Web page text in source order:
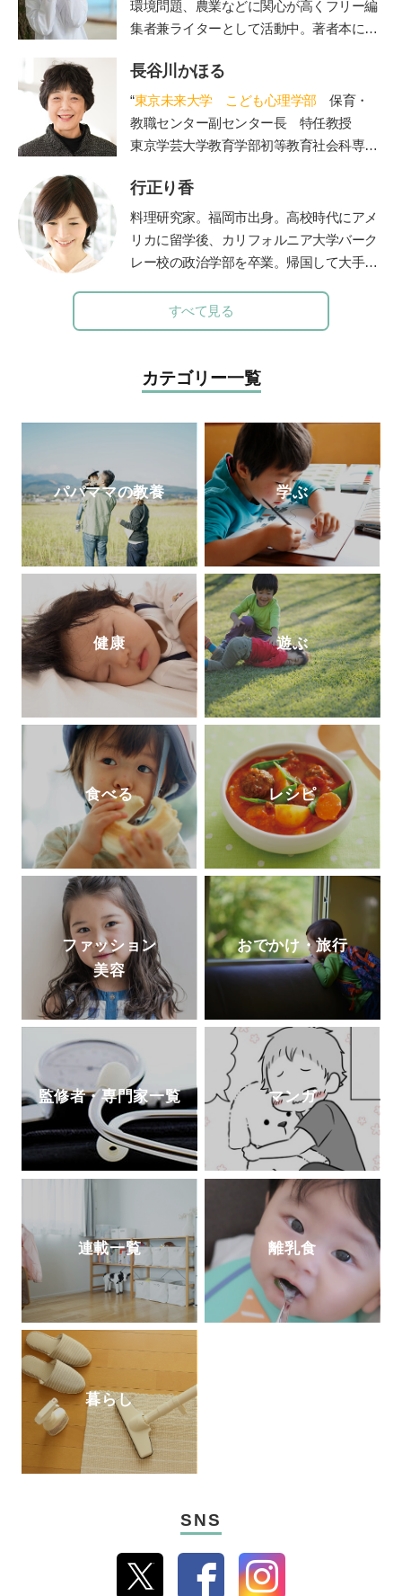
環境問題、農業などに関心が高くフリー編
集者兼ライターとして活動中。著者本に日
り」（グラフィック社）がある。NHKやラ
ジオ番組J-Waveロハスモーニングなど多
数のメディアに出演し、全国のおにぎり文
化を語る。両親を病気で亡くしたことをき
られている”ということを改めて実感。食
の大切さに目覚め、管理栄養士を目指すべ
く大学へ進学。2023年春、国家試験に合格
し、管理栄養士となる。
長谷川かほる
“東京未来大学 こども心理学部 保育・
教職センター副センター長 特任教授
東京学芸大学教育学部初等教育社会科専攻
校長、校長を経て現職。大学では、管理職
歴15年の経験を活かし、教員を目指す学生
たちの指導を担当されています。著書に
「保護者対応12か月」(小学館)。”
行正り香
料理研究家。福岡市出身。高校時代にアメ
リカに留学後、カリフォルニア大学バーク
レー校の政治学部を卒業。帰国して大手広
職後は「なるほど！エージェント」を立ち
上げ、料理家としても、テレビや雑誌など
発「カラオケEnglish」なども手がける。
『19時から作るごはん』『行正り香のイン
テリア』（ともに講談社）など、著書は50
冊以上。また、献立づくりの悩みを解決す
るアプリ「今夜の献立、どうしよう？」で
レシピ提案やコラムや料理のコツを動画で
配信している。http://fooddays.jp/
すべて見る
カテゴリー一覧
パパママの教養 学ぶ
健康 遊ぶ
食べる レシピ
ファッション
美容
おでかけ・旅行
監修者・専門家一覧 マンガ
連載一覧 離乳食
暮らし
SNS